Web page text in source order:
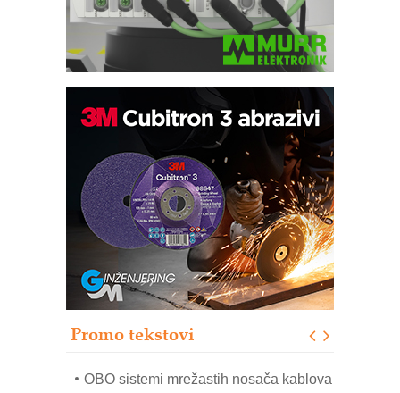
Promo tekstovi
Potpuna efikasnost bez složenih
sistema
Trajna oznaka kao dugoročna korist
Bezbednost na prvom mestu!
IB BLUMENAUER - više od 40 godina
poverenja u industriji
RMQ-TITAN ADVANCED INDICATOR
– Pametna signalizacija za efikasnije
upravljanje mašinama
Mitutoyo Crysta-Apex V PLUS: Nova
OBO sistemi mrežastih nosača kablova